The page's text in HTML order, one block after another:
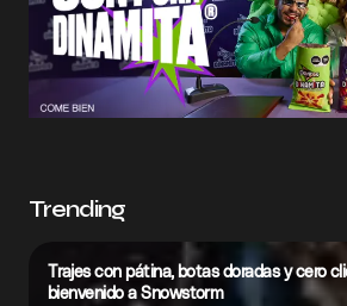
Trending
Trajes con pátina, botas doradas y cero
bienvenido a Snowstorm